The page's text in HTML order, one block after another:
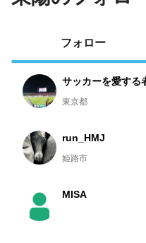
フォロー
サッカーを愛する
東京都
run_HMJ
姫路市
MISA